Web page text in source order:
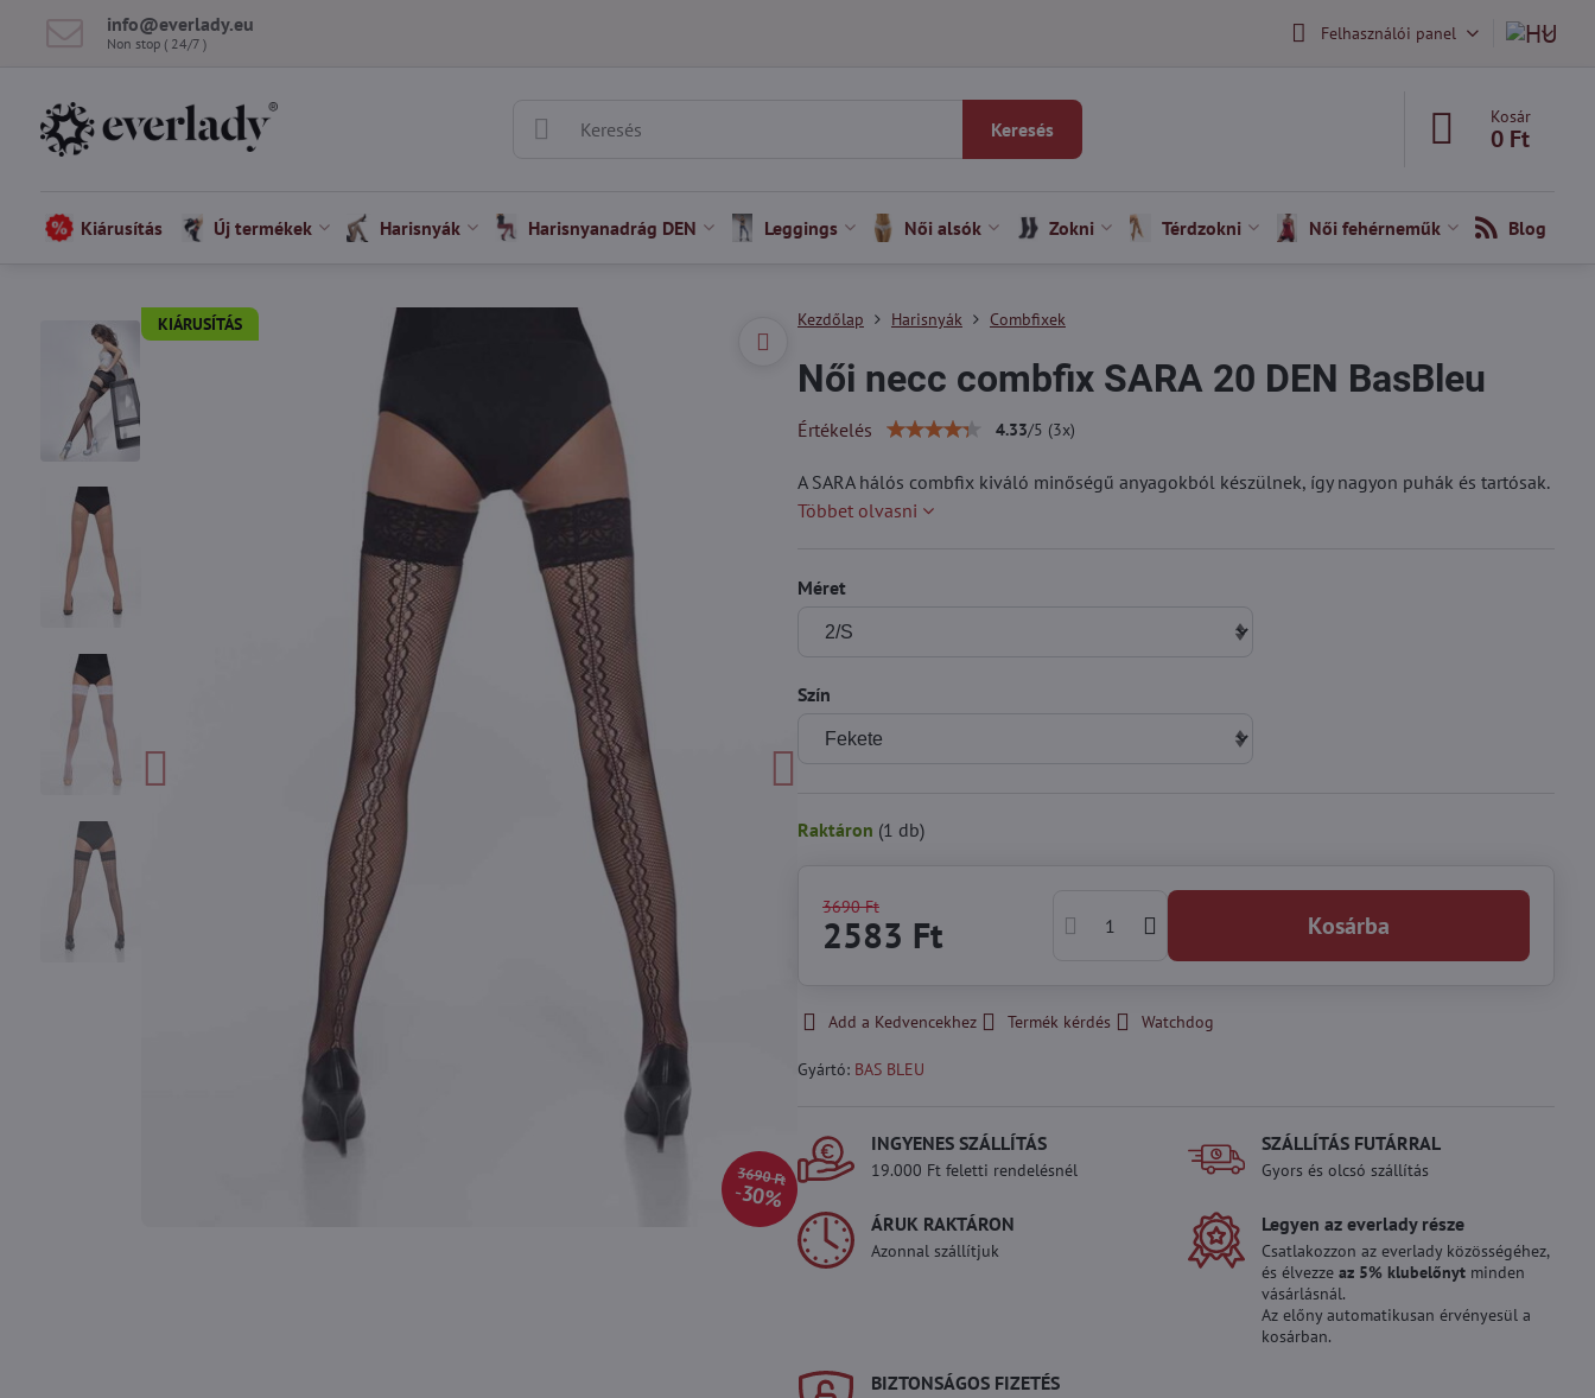
info​@everlady​.eu
Non stop ( 24/7 ) Felhasználói panel
Keresés
Kosár
0 Ft
Kiárusítás Új termékek Harisnyák Harisnyanadrág DEN Leggings Női alsók Zokni Térdzokni Női fehérneműk Blog
KIÁRUSÍTÁS
3690 Ft
30%
Kezdőlap Harisnyák Combfixek
Női necc combfix SARA 20 DEN BasBleu
Értékelés 4.33/5 (3x)
A SARA hálós combfix kiváló minőségű anyagokból készülnek, így nagyon puhák és tartósak.
Többet olvasni
Méret
Szín
Raktáron (1 db)
3690 Ft
2583 Ft Kosárba
Add a Kedvencekhez Termék kérdés Watchdog
Gyártó: BAS BLEU
INGYENES SZÁLLÍTÁS
19.000 Ft feletti rendelésnél
SZÁLLÍTÁS FUTÁRRAL
Gyors és olcsó szállítás
ÁRUK RAKTÁRON
Azonnal szállítjuk
Legyen az everlady része
Csatlakozzon az everlady közösségéhez,
és élvezzeaz 5% klubelőnyt minden
vásárlásnál.
Az előny automatikusan érvényesül a
kosárban.
BIZTONSÁGOS FIZETÉS